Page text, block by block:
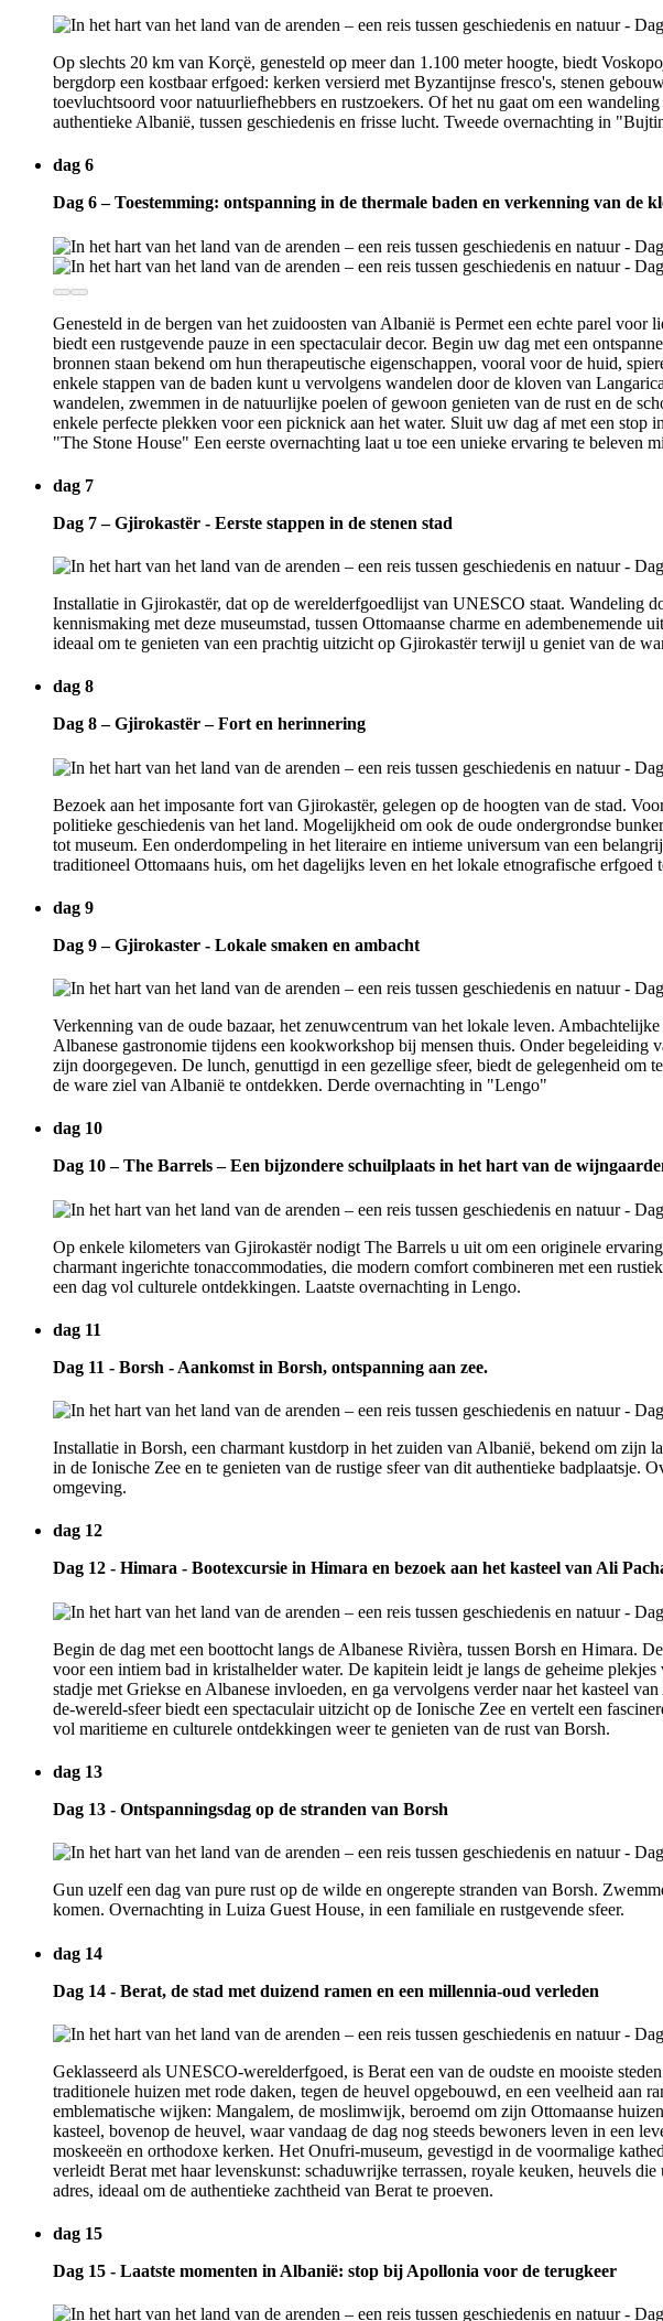
Op slechts 20 km van Korçë, genesteld op meer dan 1.100 meter hoogte, biedt
bergdorp een kostbaar erfgoed: kerken versierd met Byzantijnse fresco's, stenen
toevluchtsoord voor natuurliefhebbers en rustzoekers. Of het nu gaat om een
authentieke Albanië, tussen geschiedenis en frisse lucht. Tweede overnachting in
dag 6
Dag 6 – Toestemming: ontspanning in de thermale baden en verkenning van de
Genesteld in de bergen van het zuidoosten van Albanië is Permet een echte parel
biedt een rustgevende pauze in een spectaculair decor. Begin uw dag met een
bronnen staan bekend om hun therapeutische eigenschappen, vooral voor de huid,
enkele stappen van de baden kunt u vervolgens wandelen door de kloven van
wandelen, zwemmen in de natuurlijke poelen of gewoon genieten van de rust en de
enkele perfecte plekken voor een picknick aan het water. Sluit uw dag af met een stop
"The Stone House" Een eerste overnachting laat u toe een unieke ervaring te beleven
dag 7
Dag 7 – Gjirokastër - Eerste stappen in de stenen stad
Installatie in Gjirokastër, dat op de werelderfgoedlijst van UNESCO staat. Wandeling
kennismaking met deze museumstad, tussen Ottomaanse charme en
ideaal om te genieten van een prachtig uitzicht op Gjirokastër terwijl u geniet van de
dag 8
Dag 8 – Gjirokastër – Fort en herinnering
Bezoek aan het imposante fort van Gjirokastër, gelegen op de hoogten van de stad.
politieke geschiedenis van het land. Mogelijkheid om ook de oude ondergrondse
tot museum. Een onderdompeling in het literaire en intieme universum van een
traditioneel Ottomaans huis, om het dagelijks leven en het lokale etnografische
dag 9
Dag 9 – Gjirokaster - Lokale smaken en ambacht
Verkenning van de oude bazaar, het zenuwcentrum van het lokale leven.
Albanese gastronomie tijdens een kookworkshop bij mensen thuis. Onder begeleiding
zijn doorgegeven. De lunch, genuttigd in een gezellige sfeer, biedt de gelegenheid
de ware ziel van Albanië te ontdekken. Derde overnachting in "Lengo"
dag 10
Dag 10 – The Barrels – Een bijzondere schuilplaats in het hart van de
Op enkele kilometers van Gjirokastër nodigt The Barrels u uit om een originele
charmant ingerichte tonaccommodaties, die modern comfort combineren met een
een dag vol culturele ontdekkingen. Laatste overnachting in Lengo.
dag 11
Dag 11 - Borsh - Aankomst in Borsh, ontspanning aan zee.
Installatie in Borsh, een charmant kustdorp in het zuiden van Albanië, bekend om zijn
in de Ionische Zee en te genieten van de rustige sfeer van dit authentieke
omgeving.
dag 12
Dag 12 - Himara - Bootexcursie in Himara en bezoek aan het kasteel van Ali
Begin de dag met een boottocht langs de Albanese Rivièra, tussen Borsh en Himara.
voor een intiem bad in kristalhelder water. De kapitein leidt je langs de geheime
stadje met Griekse en Albanese invloeden, en ga vervolgens verder naar het kasteel
de-wereld-sfeer biedt een spectaculair uitzicht op de Ionische Zee en vertelt een
vol maritieme en culturele ontdekkingen weer te genieten van de rust van Borsh.
dag 13
Dag 13 - Ontspanningsdag op de stranden van Borsh
Gun uzelf een dag van pure rust op de wilde en ongerepte stranden van Borsh.
komen. Overnachting in Luiza Guest House, in een familiale en rustgevende sfeer.
dag 14
Dag 14 - Berat, de stad met duizend ramen en een millennia-oud verleden
Geklasseerd als UNESCO-werelderfgoed, is Berat een van de oudste en mooiste
traditionele huizen met rode daken, tegen de heuvel opgebouwd, en een veelheid aan
emblematische wijken: Mangalem, de moslimwijk, beroemd om zijn Ottomaanse
kasteel, bovenop de heuvel, waar vandaag de dag nog steeds bewoners leven in een
moskeeën en orthodoxe kerken. Het Onufri-museum, gevestigd in de voormalige
verleidt Berat met haar levenskunst: schaduwrijke terrassen, royale keuken, heuvels
adres, ideaal om de authentieke zachtheid van Berat te proeven.
dag 15
Dag 15 - Laatste momenten in Albanië: stop bij Apollonia voor de terugkeer